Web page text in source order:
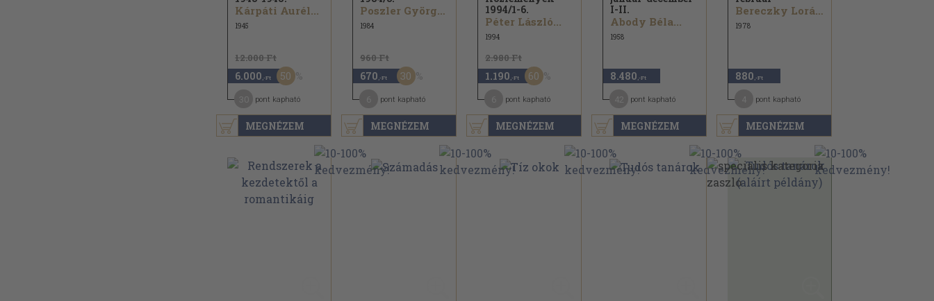
MEGNÉZEM
Kárpáti Aurél...
1945
12.000 Ft
6.000 ,-Ft 50
pont kapható
MEGNÉZEM
Poszler György...
1984
960 Ft
670 ,-Ft 30
pont kapható
MEGNÉZEM
1994/1-6.
Péter László...
1994
2.980 Ft
1.190 ,-Ft 60
pont kapható
MEGNÉZEM
I-II.
Abody Béla...
1958
8.480 ,-Ft
pont kapható
MEGNÉZEM
Bereczky Loránd...
1978
880 ,-Ft
pont kapható